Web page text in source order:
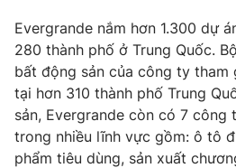
Liên hệ tòa soạn
THỜI BÁO VTV
Evergrande nắm hơn 1.300 dự
280 thành phố ở Trung Quốc.
bất động sản của công ty tham
tại hơn 310 thành phố Trung
sản, Evergrande còn có 7 công
trong nhiều lĩnh vực gồm: ô tô
phẩm tiêu dùng, sản xuất